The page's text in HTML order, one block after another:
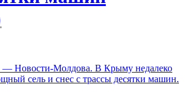
Новости-Молдова. В Крыму недалеко
сель и снес с трассы десятки машин.